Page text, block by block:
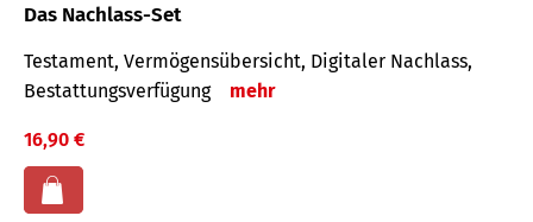
Das Nachlass-Set
Testament, Vermögens­übersicht, Digitaler Nach­lass,
Bestat­tungs­ver­fügung
mehr
16,90 €